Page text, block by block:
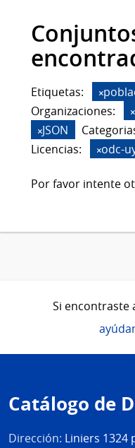
Etiquetas:
Organizaciones:
JSON
Licencias:
odc-
Por favor intente
Si encontraste
de
página
Catálogo de
Dirección: Liniers 1324